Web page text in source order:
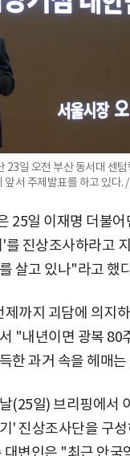
23일 오전 부산 동서대 센
서 주제발표를 하고 있다.
25일 이재명 더불어
진상조사하라고
살고 있나"라고 했
제까지 괴담에 의지
"내년이면 광복 80
한 과거 속을 헤매
(25일) 브리핑에서
' 진상조사단을 구